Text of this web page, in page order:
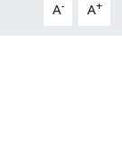
A- A+